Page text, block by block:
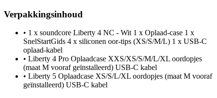
Verpakkingsinhoud
• 1 x soundcore Liberty 4 NC - Wit 1 x Oplaad-case 1 x
SnelStartGids 4 x siliconen oor-tips (XS/S/M/L) 1 x USB-C
oplaad-kabel
• Liberty 4 Pro Oplaadcase XXS/XS/S/M/L/XL oordopjes
(maat M vooraf geïnstalleerd) USB-C kabel
• Liberty 5 Oplaadcase XS/S/L/XL oordopjes (maat M vooraf
geïnstalleerd) USB-C kabel